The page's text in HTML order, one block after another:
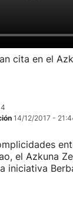
cita en el
14/12/2017 -
el Azkuna
iniciativa